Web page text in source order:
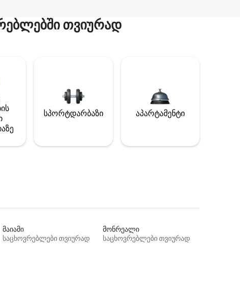
თვიურად
სპორტდარბაზი აპარტამენტი
მაიამი
საცხოვრებლები თვიურად
მონრეალი
საცხოვრებლები თვიურად